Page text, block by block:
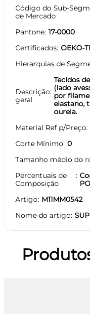
Código do Sub-
de Mercado
Pantone 17-0000
Certificados OEKO-
Hierarquias de
Descrição
geral
Tecidos
(lado
por
elastano,
ourela.
Material Ref p/Preço
Corte Mínimo 0
Tamanho médio do
Percentuais de
Composição
Artigo M11MM0542
Nome do artigo